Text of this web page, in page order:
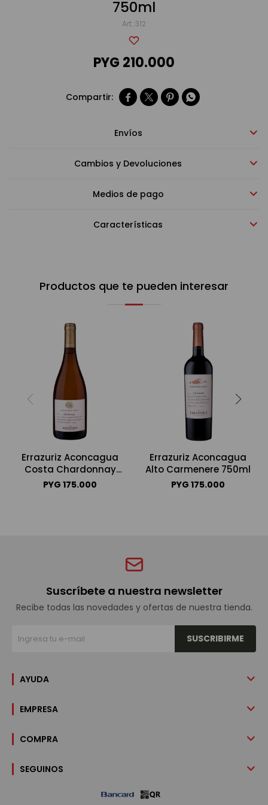
750ml
312
PYG 210.000
   
Envíos
Cambios y Devoluciones
Medios de pago
Características
Productos que te pueden interesar
Errazuriz Aconcagua
Costa Chardonnay
750ml
PYG 175.000
Errazuriz Aconcagua
Alto Carmenere 750ml
PYG 175.000
Suscríbete a nuestra newsletter
Recibe todas las novedades y ofertas de nuestra tienda.
SUSCRIBIRME
AYUDA
EMPRESA
COMPRA
SEGUINOS
Cuidado personal